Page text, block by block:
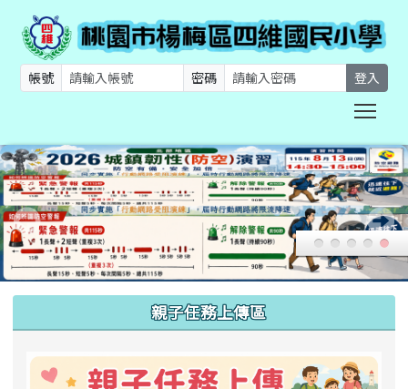
帳號 密碼 登入
親子任務上傳區